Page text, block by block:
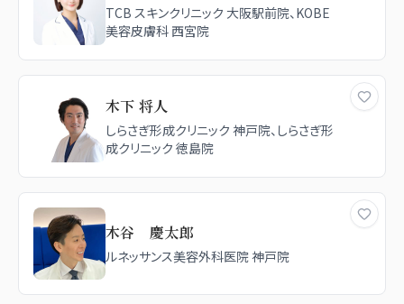
TCB スキンクリニック 大阪駅前院、KOBE
美容皮膚科 西宮院
木下 将人
しらさぎ形成クリニック 神戸院、しらさぎ形
成クリニック 徳島院
木谷 慶太郎
ルネッサンス美容外科医院 神戸院